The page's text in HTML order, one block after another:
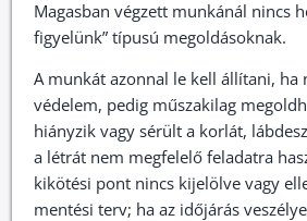
Magasban végzett munkánál nincs
figyelünk” típusú megoldásoknak.
A munkát azonnal le kell állítani, ha
védelem, pedig műszakilag
hiányzik vagy sérült a korlát,
a létrát nem megfelelő feladatra
kikötési pont nincs kijelölve vagy
mentési terv; ha az időjárás